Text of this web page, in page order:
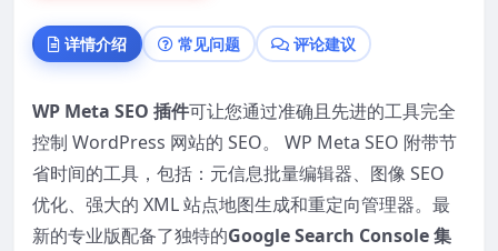
详情介绍 常见问题 评论建议
WP Meta SEO 插件可让您通过准确且先进的工具完全
控制 WordPress 网站的 SEO。 WP Meta SEO 附带节
省时间的工具，包括：元信息批量编辑器、图像 SEO
优化、强大的 XML 站点地图生成和重定向管理器。最
新的专业版配备了独特的Google Search Console 集